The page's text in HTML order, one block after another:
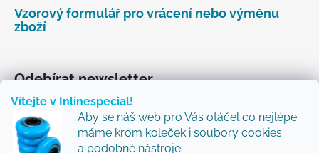
Vítejte v Inlinespecial!
Aby se náš web pro Vás otáčel co nejlépe
máme krom koleček i soubory cookies
a podobné nástroje.
Vzorový formulář pro vrácení nebo výměnu
zboží
Odebírat newsletter
Vložte svůj e-mail a my vám budeme zasílat informace
o nových produktech na našem e-shopu.
Přidejte se k nám a my Vám budeme zasílat ty nejlepší